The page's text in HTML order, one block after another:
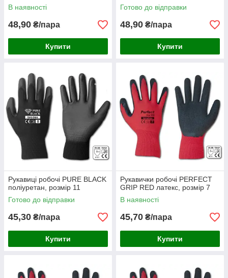
В наявності
48,90 ₴/пара
Купити
Готово до відправки
48,90 ₴/пара
Купити
Рукавиці робочі PURE BLACK
поліуретан, розмір 11
Готово до відправки
45,30 ₴/пара
Купити
Рукавички робочі PERFECT
GRIP RED латекс, розмір 7
В наявності
45,70 ₴/пара
Купити